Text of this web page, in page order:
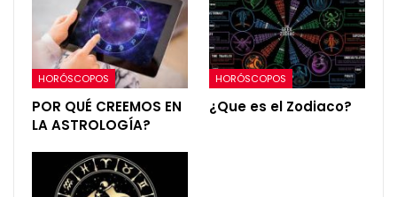
HORÓSCOPOS
POR QUÉ CREEMOS EN
LA ASTROLOGÍA?
HORÓSCOPOS
¿Que es el Zodiaco?